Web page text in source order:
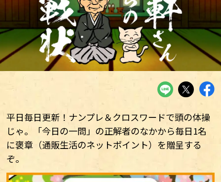
平日毎日更新！ナンプレ＆クロスワードで頭の体操
じゃ。「今日の一問」の正解者のなかから毎日1名
に褒章（通販生活のネットポイント）を贈呈する
ぞ。